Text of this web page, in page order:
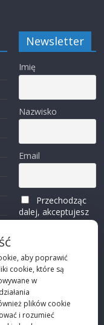
Newsletter
Imię
Nazwisko
Email
Przechodząc
dalej, akceptujesz
politykę
aby poprawić
cookie, które są
w
plików cookie
i rozumieć